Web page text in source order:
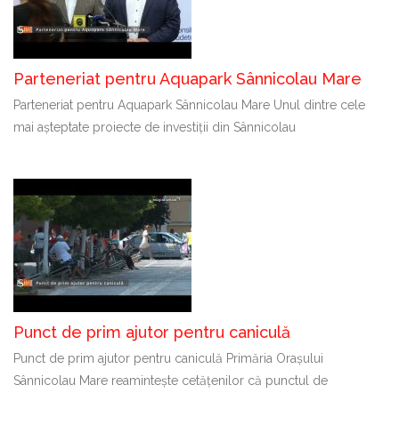
Parteneriat pentru Aquapark Sânnicolau Mare
Parteneriat pentru Aquapark Sânnicolau Mare Unul dintre cele
mai așteptate proiecte de investiții din Sânnicolau
Punct de prim ajutor pentru caniculă
Punct de prim ajutor pentru caniculă Primăria Orașului
Sânnicolau Mare reamintește cetățenilor că punctul de